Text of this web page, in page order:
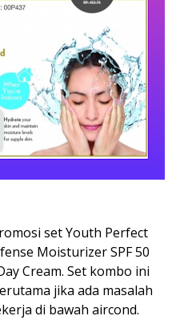
set Youth Perfect
Moisturizer SPF 50
Cream. Set kombo ini
jika ada masalah
di bawah aircond.